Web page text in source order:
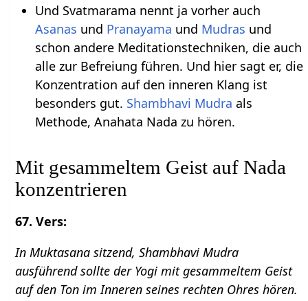
Und Svatmarama nennt ja vorher auch
Asanas und Pranayama und Mudras und
schon andere Meditationstechniken, die auch
alle zur Befreiung führen. Und hier sagt er, die
Konzentration auf den inneren Klang ist
besonders gut. Shambhavi Mudra als
Methode, Anahata Nada zu hören.
Mit gesammeltem Geist auf Nada
konzentrieren
67. Vers:
In Muktasana sitzend, Shambhavi Mudra
ausführend sollte der Yogi mit gesammeltem Geist
auf den Ton im Inneren seines rechten Ohres hören.